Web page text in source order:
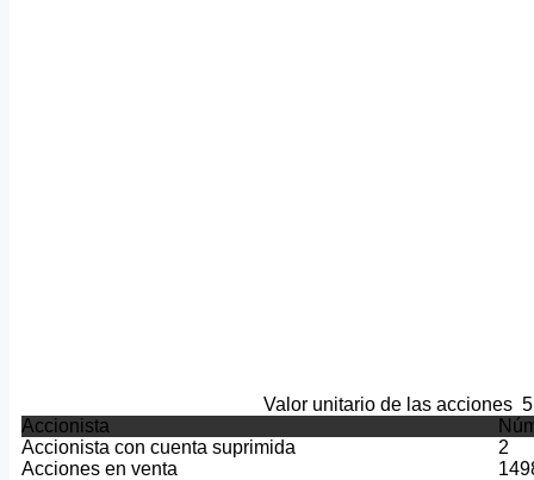
Valor unitario de las acciones
Accionista
Accionista con cuenta suprimida
2
Acciones en venta